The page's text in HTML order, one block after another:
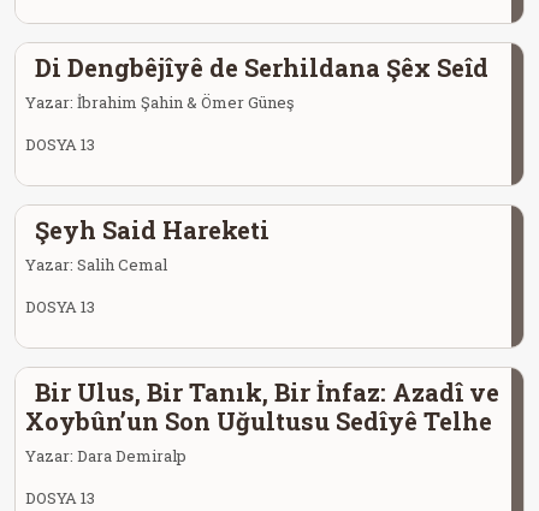
Di Dengbêjîyê de Serhildana Şêx Seîd
Yazar: İbrahim Şahin & Ömer Güneş
DOSYA 13
Şeyh Said Hareketi
Yazar: Salih Cemal
DOSYA 13
Bir Ulus, Bir Tanık, Bir İnfaz: Azadî ve
Xoybûn’un Son Uğultusu Sedîyê Telhe
Yazar: Dara Demiralp
DOSYA 13